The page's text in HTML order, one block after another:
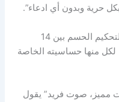
حرية وبدون أي ادعاء”.
وسيكون على الأعضاء التسعة للجنة التحكيم الحسم بين 14
منها حساسيته الخاصة
مميز، صوت فريد” يقول